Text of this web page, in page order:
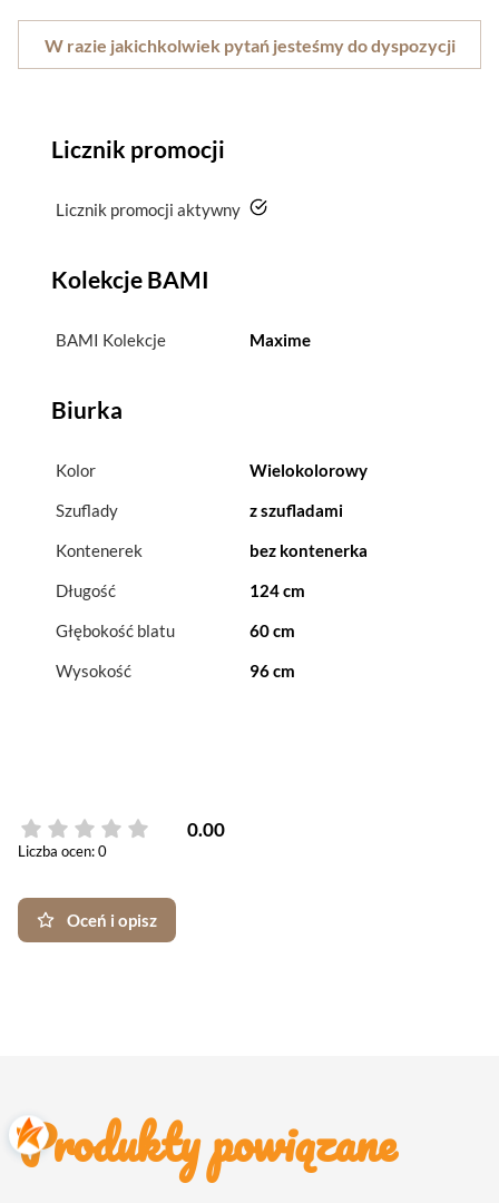
W razie jakichkolwiek pytań jesteśmy do dyspozycji
Licznik promocji
Licznik promocji aktywny tak
Kolekcje BAMI
BAMI Kolekcje Maxime
Biurka
Kolor Wielokolorowy
Długość 124 cm
Szuflady z szufladami
Głębokość blatu 60 cm
Kontenerek bez kontenerka
Wysokość 96 cm
0.00
Liczba ocen: 0
Oceń i opisz
Produkty powiązane